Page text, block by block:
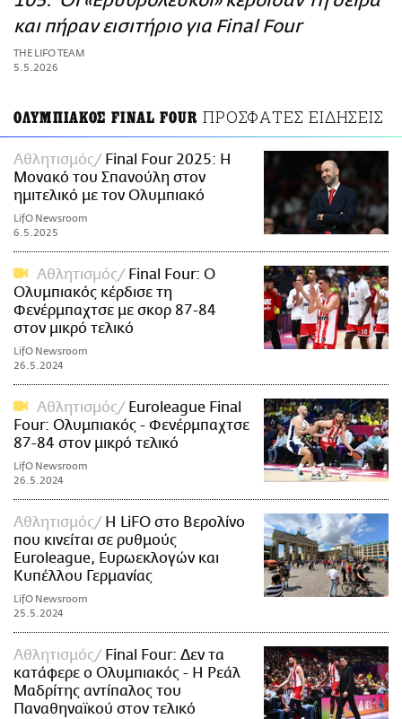
ΑΜΠΑ
PRINT
και πήραν εισιτήριο για Final Four
THE LIFO TEAM
5.5.2026
ΟΛΥΜΠΙΑΚΟΣ FINAL FOUR ΠΡΟΣΦΑΤΕΣ ΕΙΔΗΣΕΙΣ
Αθλητισμός
Final Four 2025: Η
Μονακό του Σπανούλη στον
ημιτελικό με τον Ολυμπιακό
LifO Newsroom
6.5.2025
Αθλητισμός
Final Four: Ο
Ολυμπιακός κέρδισε τη
Φενέρμπαχτσε με σκορ 87-84
στον μικρό τελικό
LifO Newsroom
26.5.2024
Αθλητισμός
Euroleague Final
Four: Ολυμπιακός - Φενέρμπαχτσε
87-84 στον μικρό τελικό
LifO Newsroom
26.5.2024
Αθλητισμός
Η LiFO στο Βερολίνο
που κινείται σε ρυθμούς
Euroleague, Ευρωεκλογών και
Κυπέλλου Γερμανίας
LifO Newsroom
25.5.2024
Αθλητισμός
Final Four: Δεν τα
κατάφερε ο Ολυμπιακός - Η Ρεάλ
Μαδρίτης αντίπαλος του
Παναθηναϊκού στον τελικό